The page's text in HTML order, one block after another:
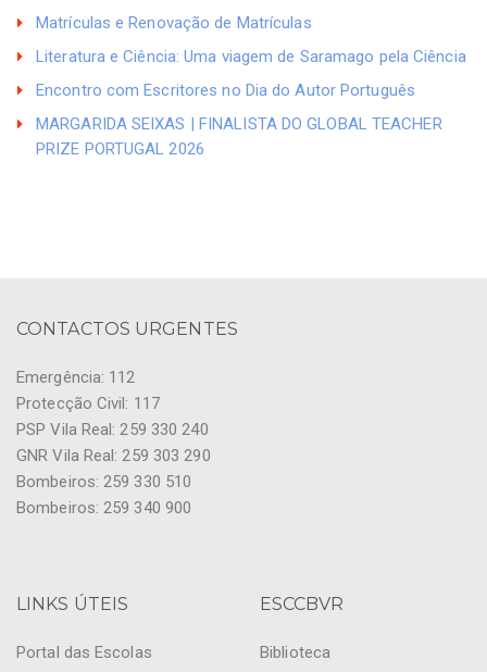
Matrículas e Renovação de Matrículas
Literatura e Ciência: Uma viagem de Saramago pela Ciência
Encontro com Escritores no Dia do Autor Português
MARGARIDA SEIXAS | FINALISTA DO GLOBAL TEACHER
PRIZE PORTUGAL 2026
CONTACTOS URGENTES
Emergência: 112
Protecção Civil: 117
PSP Vila Real: 259 330 240
GNR Vila Real: 259 303 290
Bombeiros: 259 330 510
Bombeiros: 259 340 900
LINKS ÚTEIS
Portal das Escolas
ESCCBVR
Biblioteca